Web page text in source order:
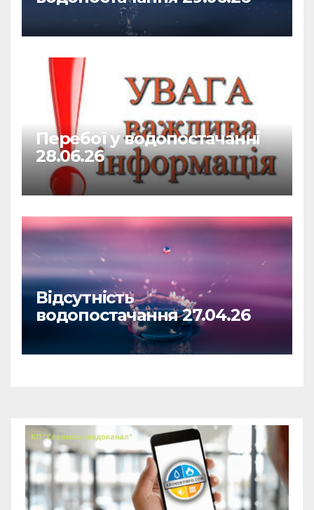
Перебої у водопостачанні
28.06.26
Відсутність
водопостачання 27.04.26